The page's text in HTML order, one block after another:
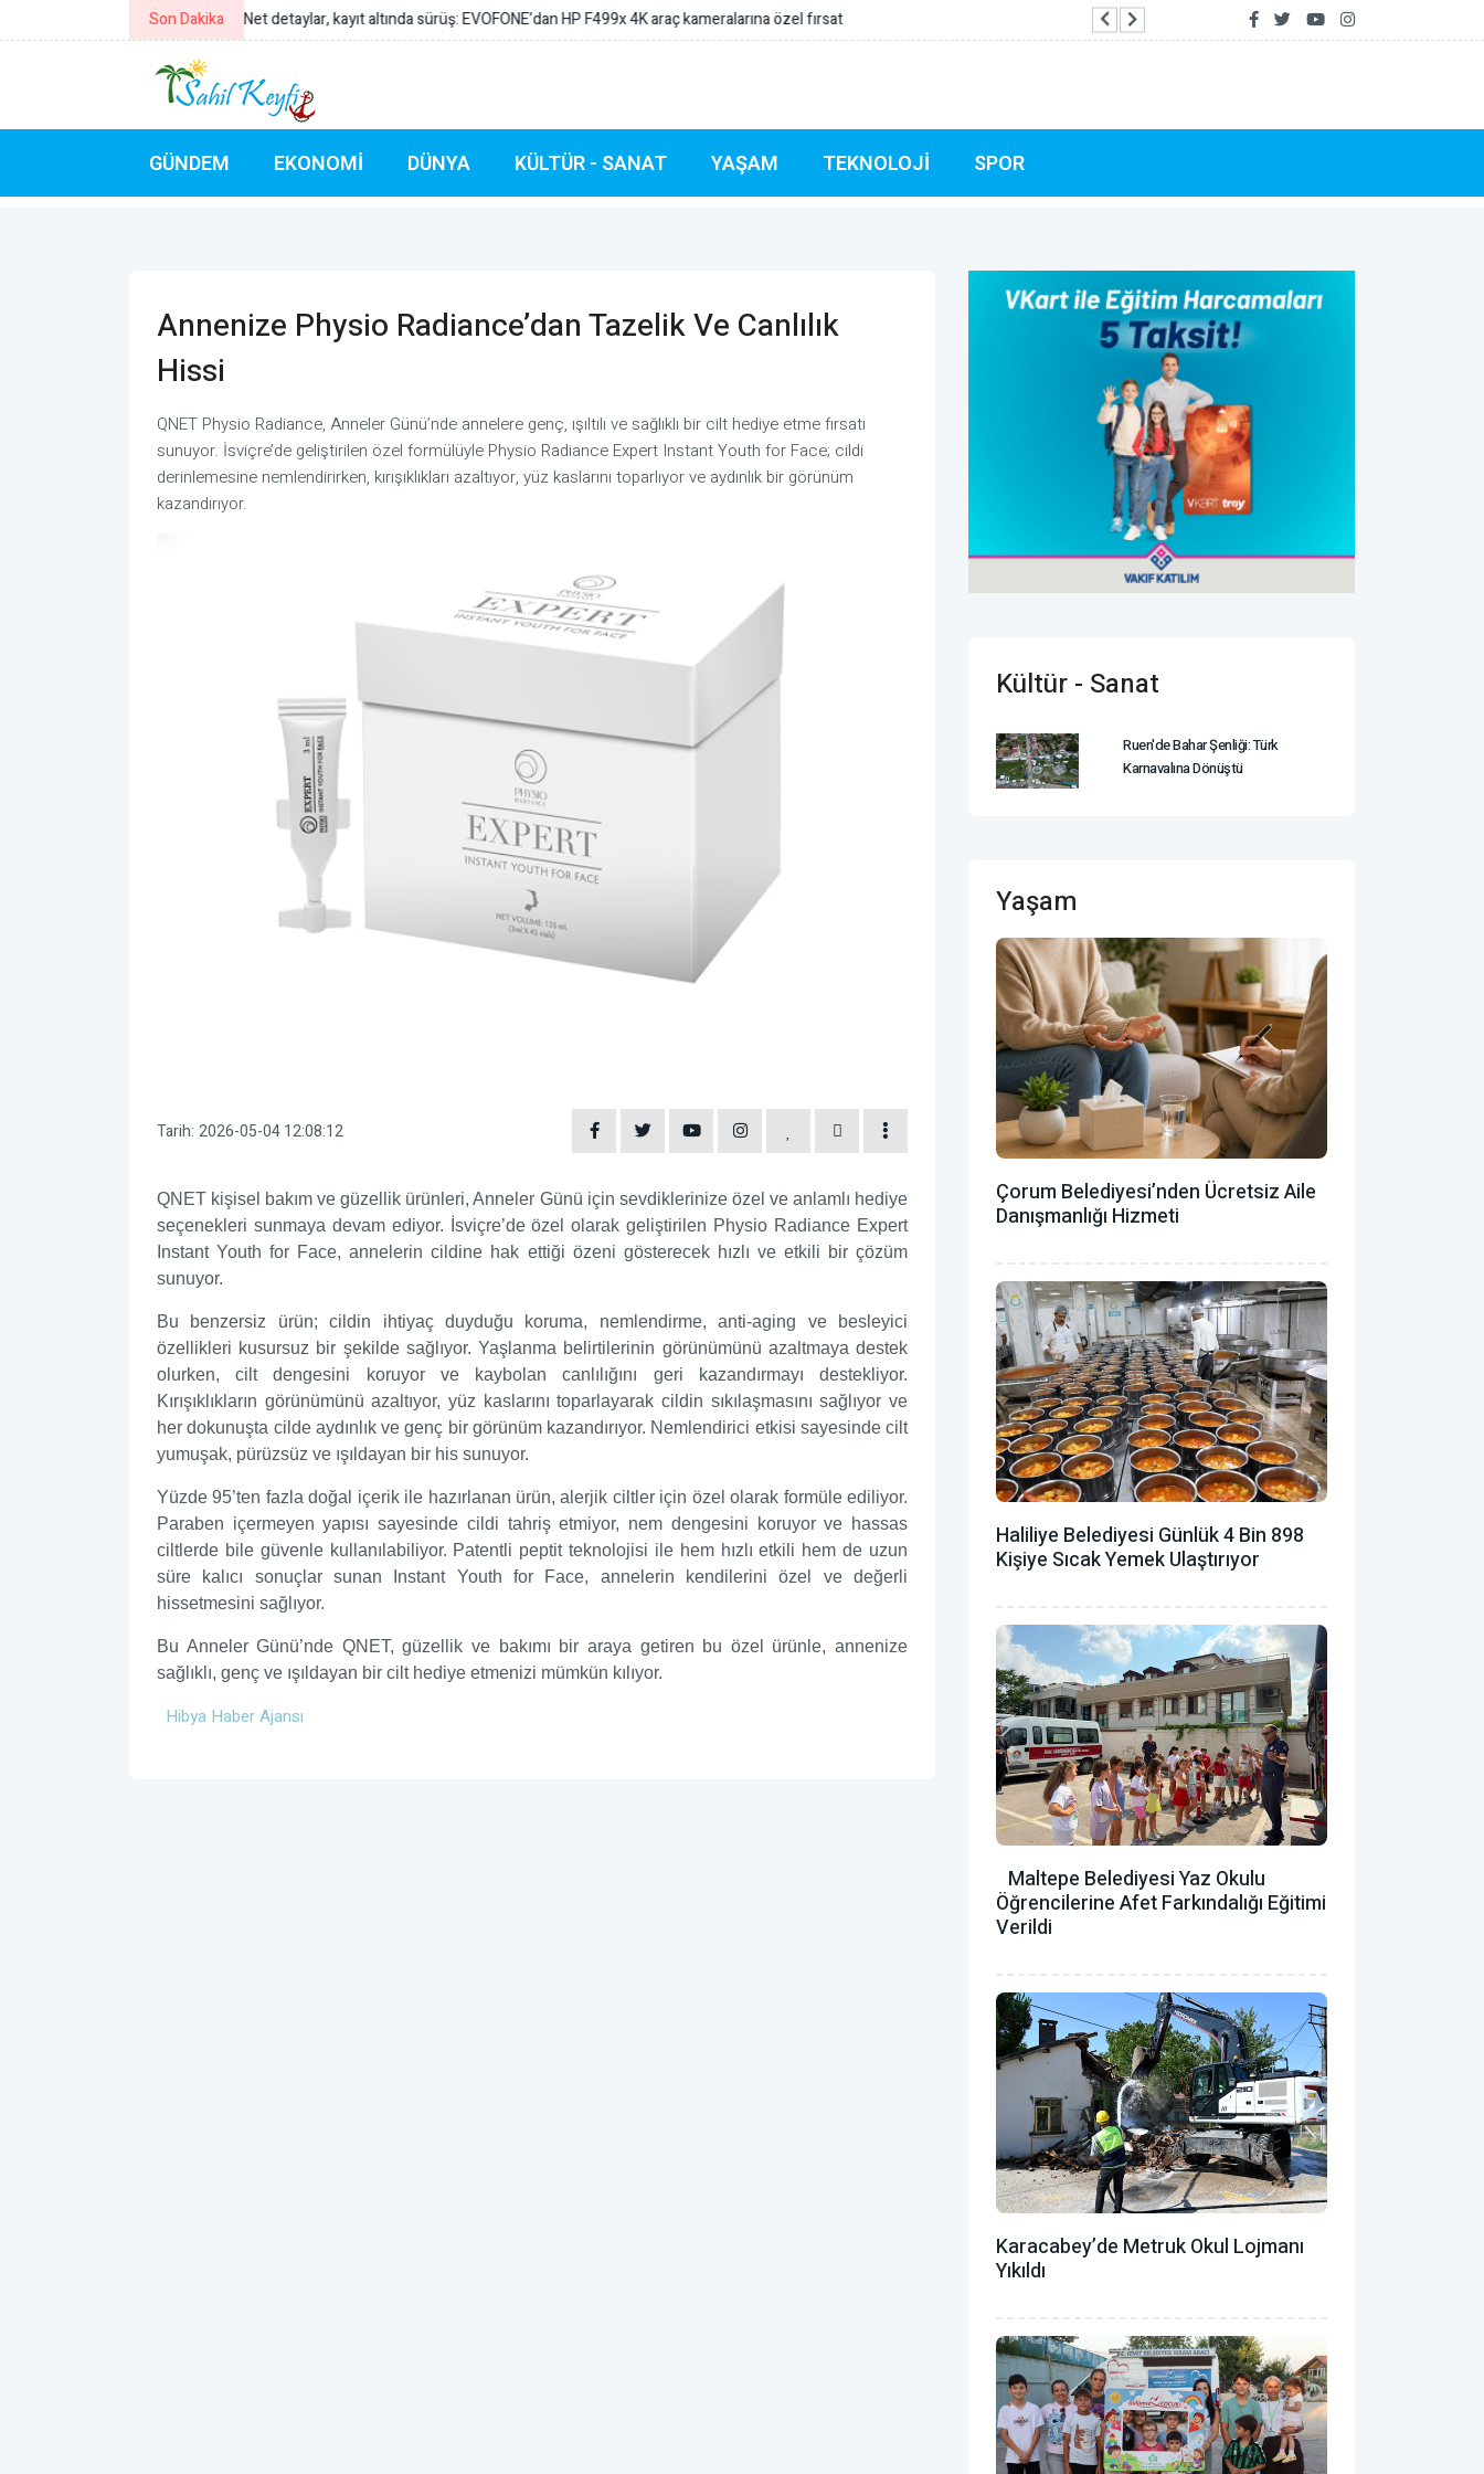
Son Dakika Go Türkiye mini dizilerinin yeni rotası Doğu Karadeniz oldu Tasarım ve akıllı temizliği buluşturan
GÜNDEM EKONOMI DÜNYA KÜLTÜR - SANAT YAŞAM TEKNOLOJI SPOR
Annenize Physio Radiance’dan Tazelik Ve Canlılık
Hissi
QNET Physio Radiance, Anneler Günü’nde annelere genç, ışıltılı ve sağlıklı bir cilt hediye etme fırsatı
sunuyor. İsviçre’de geliştirilen özel formülüyle Physio Radiance Expert Instant Youth for Face; cildi
derinlemesine nemlendirirken, kırışıklıkları azaltıyor, yüz kaslarını toparlıyor ve aydınlık bir görünüm
kazandırıyor.
Tarih: 2026-05-04 12:08:12
QNET kişisel bakım ve güzellik ürünleri, Anneler Günü için sevdiklerinize özel ve anlamlı hediye
seçenekleri sunmaya devam ediyor. İsviçre’de özel olarak geliştirilen Physio Radiance Expert
Instant Youth for Face, annelerin cildine hak ettiği özeni gösterecek hızlı ve etkili bir çözüm
sunuyor.
Bu benzersiz ürün; cildin ihtiyaç duyduğu koruma, nemlendirme, anti-aging ve besleyici
özellikleri kusursuz bir şekilde sağlıyor. Yaşlanma belirtilerinin görünümünü azaltmaya destek
olurken, cilt dengesini koruyor ve kaybolan canlılığını geri kazandırmayı destekliyor.
Kırışıklıkların görünümünü azaltıyor, yüz kaslarını toparlayarak cildin sıkılaşmasını sağlıyor ve
her dokunuşta cilde aydınlık ve genç bir görünüm kazandırıyor. Nemlendirici etkisi sayesinde cilt
yumuşak, pürüzsüz ve ışıldayan bir his sunuyor.
Yüzde 95’ten fazla doğal içerik ile hazırlanan ürün, alerjik ciltler için özel olarak formüle ediliyor.
Paraben içermeyen yapısı sayesinde cildi tahriş etmiyor, nem dengesini koruyor ve hassas
ciltlerde bile güvenle kullanılabiliyor. Patentli peptit teknolojisi ile hem hızlı etkili hem de uzun
süre kalıcı sonuçlar sunan Instant Youth for Face, annelerin kendilerini özel ve değerli
hissetmesini sağlıyor.
Bu Anneler Günü’nde QNET, güzellik ve bakımı bir araya getiren bu özel ürünle, annenize
sağlıklı, genç ve ışıldayan bir cilt hediye etmenizi mümkün kılıyor.
Hibya Haber Ajansı
Kültür - Sanat
Ruen'de Bahar Şenliği: Türk
Karnavalına Dönüştü
Yaşam
Çorum Belediyesi’nden Ücretsiz Aile
Danışmanlığı Hizmeti
Haliliye Belediyesi Günlük 4 Bin 898
Kişiye Sıcak Yemek Ulaştırıyor
Maltepe Belediyesi Yaz Okulu
Öğrencilerine Afet Farkındalığı Eğitimi
Verildi
Karacabey’de Metruk Okul Lojmanı
Yıkıldı